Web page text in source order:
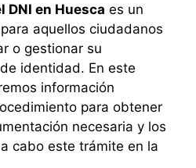
DNI en Huesca es un
aquellos ciudadanos
o gestionar su
identidad. En este
información
para obtener
necesaria y los
cabo este trámite en la